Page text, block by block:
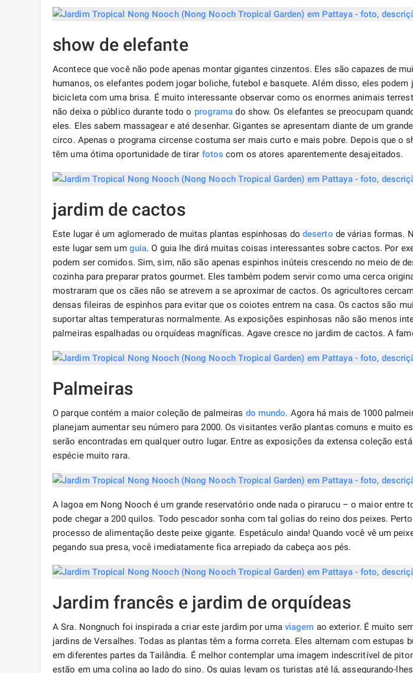
show de elefante
Acontece que você não pode apenas montar gigantes cinzentos. Eles são capazes de
humanos, os elefantes podem jogar boliche, futebol e basquete. Além disso, eles podem
bicicleta com uma brisa. É muito interessante observar como os enormes animais
não deixa o público durante todo o programa do show. Os elefantes se preocupam
eles. Eles sabem massagear e até desenhar. Gigantes se apresentam diante de um
circo. Apenas o programa circense costuma ser mais curto e mais pobre. Depois que o
têm uma ótima oportunidade de tirar fotos com os atores aparentemente desajeitados.
jardim de cactos
Este lugar é um aglomerado de muitas plantas espinhosas do deserto de várias formas.
este lugar sem um guia. O guia lhe dirá muitas coisas interessantes sobre cactos. Por
podem ser comidos. Sim, sim, não são apenas espinhos inúteis crescendo no meio de
cozinha para preparar pratos gourmet. Eles também podem servir como uma cerca
mostraram que os cães não se atrevem a se aproximar de cactos. Os agricultores
densas fileiras de espinhos para evitar que os coiotes entrem na casa. Os cactos são
suportar altas temperaturas normalmente. As exposições espinhosas não são menos
palmeiras espalhadas ou orquídeas magníficas. Agave cresce no jardim de cactos. A
Palmeiras
O parque contém a maior coleção de palmeiras do mundo. Agora há mais de 1000
planejam aumentar seu número para 2000. Os visitantes verão plantas comuns e muito
serão encontradas em qualquer outro lugar. Entre as exposições da extensa coleção
espécie muito rara.
A lagoa em Nong Nooch é um grande reservatório onde nada o pirarucu – o maior entre
pode chegar a 200 quilos. Todo pescador sonha com tal golias do reino dos peixes.
processo de alimentação deste peixe gigante. Espetáculo ainda! Quando você vê um
pegando sua presa, você imediatamente fica arrepiado da cabeça aos pés.
Jardim francês e jardim de orquídeas
A Sra. Nongnuch foi inspirada a criar este jardim por uma viagem ao exterior. É muito
jardins de Versalhes. Todas as plantas têm a forma correta. Eles alternam com estupas
em diferentes partes da Tailândia. É melhor contemplar uma imagem indescritível de
estão em uma colina ao lado do sino. Os guias levam os turistas até lá, assegurando-